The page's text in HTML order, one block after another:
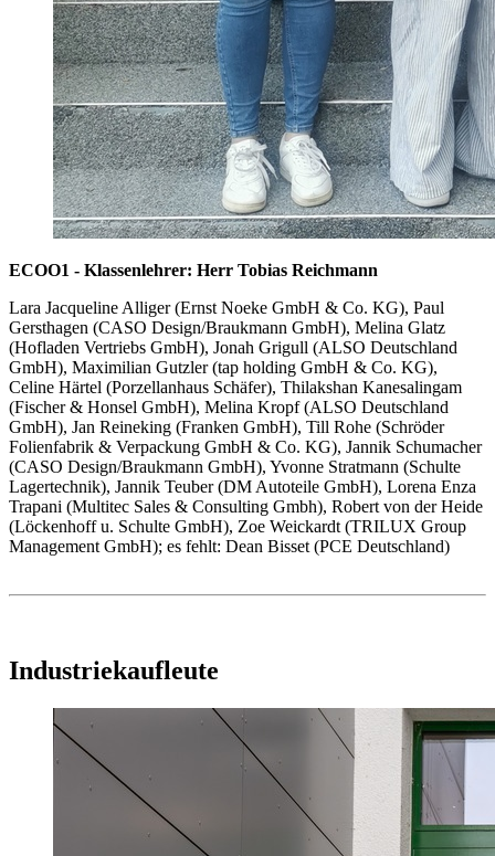
ECOO1 - Klassenlehrer: Herr Tobias Reichmann
Lara Jacqueline Alliger (Ernst Noeke GmbH & Co. KG), Paul
Gersthagen (CASO Design/Braukmann GmbH), Melina Glatz
(Hofladen Vertriebs GmbH), Jonah Grigull (ALSO Deutschland
GmbH), Maximilian Gutzler (tap holding GmbH & Co. KG),
Celine Härtel (Porzellanhaus Schäfer), Thilakshan Kanesalingam
(Fischer & Honsel GmbH), Melina Kropf (ALSO Deutschland
GmbH), Jan Reineking (Franken GmbH), Till Rohe (Schröder
Folienfabrik & Verpackung GmbH & Co. KG), Jannik Schumacher
(CASO Design/Braukmann GmbH), Yvonne Stratmann (Schulte
Lagertechnik), Jannik Teuber (DM Autoteile GmbH), Lorena Enza
Trapani (Multitec Sales & Consulting Gmbh), Robert von der Heide
(Löckenhoff u. Schulte GmbH), Zoe Weickardt (TRILUX Group
Management GmbH); es fehlt: Dean Bisset (PCE Deutschland)
Industriekaufleute